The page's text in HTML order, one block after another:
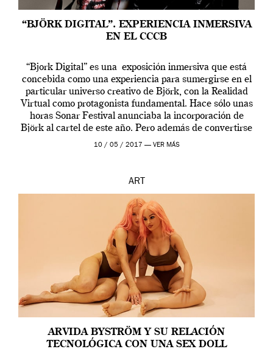
“BJÖRK DIGITAL”. EXPERIENCIA INMERSIVA
EN EL CCCB
“Bjork Digital” es una exposición inmersiva que está
concebida como una experiencia para sumergirse en el
particular universo creativo de Björk, con la Realidad
Virtual como protagonista fundamental. Hace sólo unas
horas Sonar Festival anunciaba la incorporación de
Björk al cartel de este año. Pero además de convertirse
en una de las actuaciones más relevantes […]
10 / 05 / 2017 — VER MÁS
ART
ARVIDA BYSTRÖM Y SU RELACIÓN
TECNOLÓGICA CON UNA SEX DOLL